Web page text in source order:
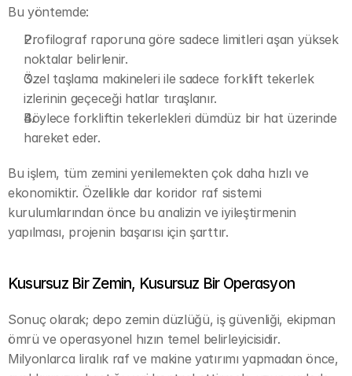
Bu yöntemde:
Profilograf raporuna göre sadece limitleri aşan yüksek
noktalar belirlenir.
Özel taşlama makineleri ile sadece forklift tekerlek
izlerinin geçeceği hatlar tıraşlanır.
Böylece forkliftin tekerlekleri dümdüz bir hat üzerinde
hareket eder.
Bu işlem, tüm zemini yenilemekten çok daha hızlı ve
ekonomiktir. Özellikle dar koridor raf sistemi
kurulumlarından önce bu analizin ve iyileştirmenin
yapılması, projenin başarısı için şarttır.
Kusursuz Bir Zemin, Kusursuz Bir Operasyon
Sonuç olarak; depo zemin düzlüğü, iş güvenliği, ekipman
ömrü ve operasyonel hızın temel belirleyicisidir.
Milyonlarca liralık raf ve makine yatırımı yapmadan önce,